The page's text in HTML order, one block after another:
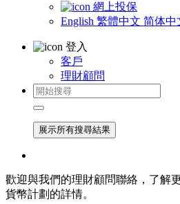
網上投保
English 繁體中文 简体中
登入
客戶
理財顧問
展示所有搜尋結果
歡迎與我們的理財顧問聯絡，了解
貨幣計劃的詳情。